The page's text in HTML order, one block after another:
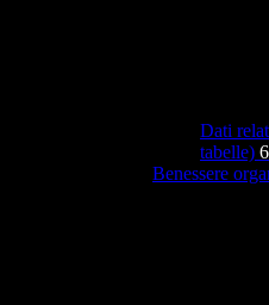
Dati
tabelle) 6
Benessere